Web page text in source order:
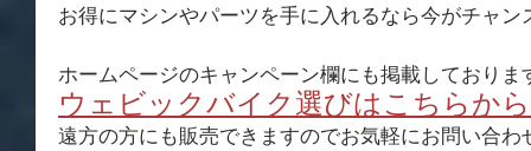
お得にマシンやパーツを手に入れるなら今がチャ
ホームページのキャンペーン欄にも掲載しておりま
ウェビックバイク選びはこちらから
遠方の方にも販売できますのでお気軽にお問い合わ